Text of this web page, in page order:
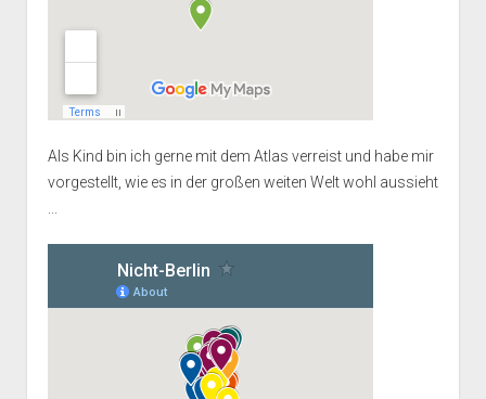
Als Kind bin ich gerne mit dem Atlas verreist und habe mir
vorgestellt, wie es in der großen weiten Welt wohl aussieht